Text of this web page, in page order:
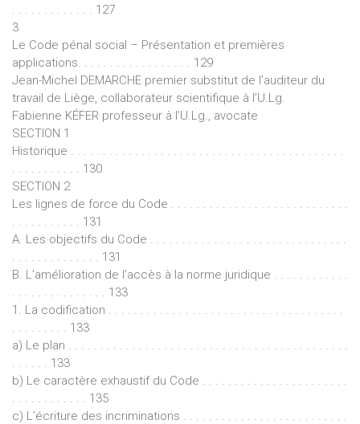
. . . . . . . . . . . . . 127
3
Le Code pénal social – Présentation et premières
applications. . . . . . . . . . . . . . . . . . 129
Jean-Michel DEMARCHE premier substitut de l’auditeur du
travail de Liège, collaborateur scientifique à l’U.Lg.
Fabienne KÉFER professeur à l’U.Lg., avocate
SECTION 1
Historique . . . . . . . . . . . . . . . . . . . . . . . . . . . . . . . . . . . . . . . . . . .
. . . . . . . . . . . 130
SECTION 2
Les lignes de force du Code . . . . . . . . . . . . . . . . . . . . . . . . . . . .
. . . . . . . . . . . 131
A. Les objectifs du Code . . . . . . . . . . . . . . . . . . . . . . . . . . . . . . .
. . . . . . . . . . . . . . 131
B. L’amélioration de l’accès à la norme juridique . . . . . . . . . . . .
. . . . . . . . . . . . . . . 133
1. La codification . . . . . . . . . . . . . . . . . . . . . . . . . . . . . . . . . . . . .
. . . . . . . . . 133
a) Le plan . . . . . . . . . . . . . . . . . . . . . . . . . . . . . . . . . . . . . . . . . . . .
. . . . . . 133
b) Le caractère exhaustif du Code . . . . . . . . . . . . . . . . . . . . . . .
. . . . . . . . . . . . 135
c) L’écriture des incriminations . . . . . . . . . . . . . . . . . . . . . . . . . .